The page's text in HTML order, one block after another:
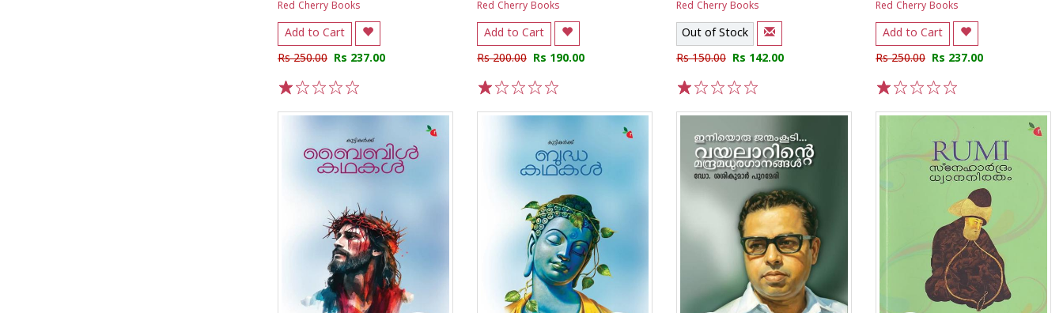
Red Cherry Books
Add to Cart
Rs 250.00 Rs 237.00
Red Cherry Books
Add to Cart
Rs 200.00 Rs 190.00
Red Cherry Books
Out of Stock
Rs 150.00 Rs 142.00
Red Cherry Books
Add to Cart
Rs 250.00 Rs 237.00